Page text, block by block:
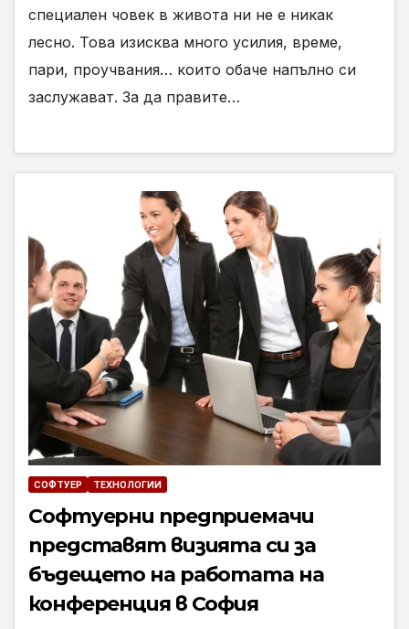
специален човек в живота ни не е никак
лесно. Това изисква много усилия, време,
пари, проучвания… които обаче напълно си
заслужават. За да правите…
СОФТУЕР ТЕХНОЛОГИИ
Софтуерни предприемачи
представят визията си за
бъдещето на работата на
конференция в София